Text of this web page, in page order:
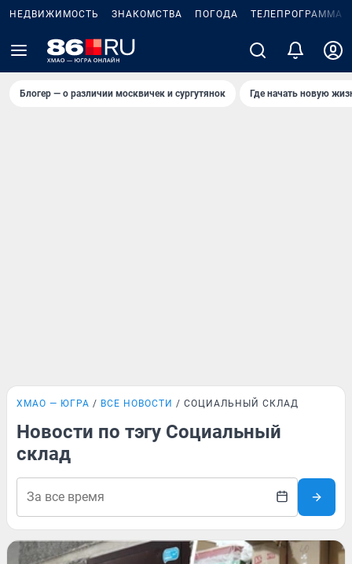
НЕДВИЖИМОСТЬ ЗНАКОМСТВА ПОГОДА ТЕЛЕПРОГРАММА
Блогер — о различии москвичек и сургутянок Где начать новую
ХМАО — ЮГРА ВСЕ НОВОСТИ СОЦИАЛЬНЫЙ СКЛАД
Новости по тэгу Социальный
склад